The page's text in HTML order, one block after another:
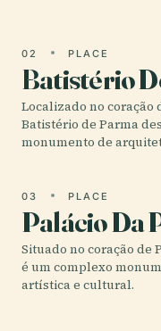
02 PLACE
Batistério
Localizado no coração
Batistério de Parma
monumento de
03 PLACE
Palácio Da
Situado no coração de
é um complexo
artística e cultural.